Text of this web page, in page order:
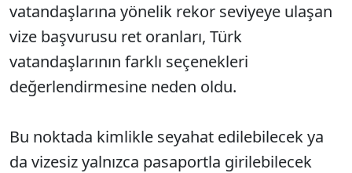
vatandaşlarına yönelik rekor seviyeye ulaşan
vize başvurusu ret oranları, Türk
vatandaşlarının farklı seçenekleri
değerlendirmesine neden oldu.
Bu noktada kimlikle seyahat edilebilecek ya
da vizesiz yalnızca pasaportla girilebilecek